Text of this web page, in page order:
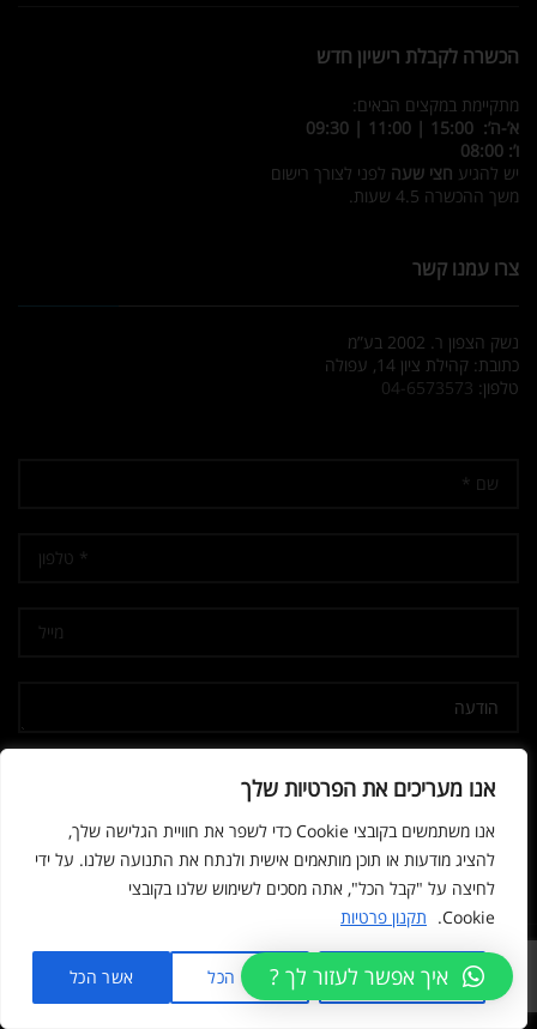
אנו מעריכים את הפרטיות שלך
אנו משתמשים בקובצי Cookie כדי לשפר את חוויית הגלישה שלך,
להציג מודעות או תוכן מותאמים אישית ולנתח את התנועה שלנו. על ידי
לחיצה על "קבל הכל", אתה מסכים לשימוש שלנו בקובצי
Cookie.
תקנון פרטיות
מותאם אישית דחה הכל אשר הכל
הכשרה לקבלת רישיון חדש
מתקיימת במקצים הבאים:
א’-ה’: 15:00 | 11:00 | 09:30
ו’: 08:00
יש להגיע חצי שעה לפני לצורך רישום
משך ההכשרה 4.5 שעות.
צרו עמנו קשר
נשק הצפון ר. 2002 בע”מ
כתובת: קהילת ציון 14, עפולה
טלפון: 04-6573573
© 2026 נשק הצפון. All rights reserved
Developed by SPARK MEDIA
איך אפשר לעזור לך ?